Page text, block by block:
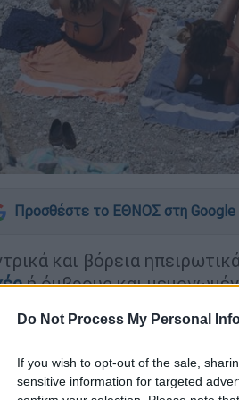
Do Not Process My Personal
If you wish to opt-out of the sale,
sensitive information for targeted
Προσθέστε το ΕΘΝΟΣ στη Google
και βόρεια
ή όμβρους και
καιρός και μόνο
ώρες νεφώσεις
κυρίως στα ορεινά